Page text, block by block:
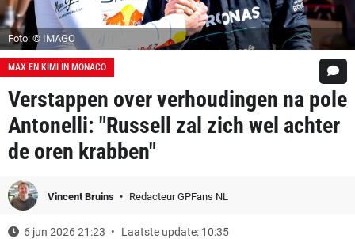
Foto: © IMAGO
MAX EN KIMI IN MONACO
Verstappen over verhoudingen na pole
Antonelli: "Russell zal zich wel achter
de oren krabben"
Vincent Bruins Redacteur GPFans NL
6 jun 2026 21:23 Laatste update: 10:35